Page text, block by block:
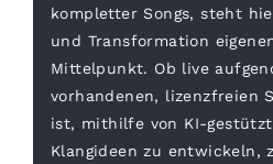
kompletter Songs, steht
und Transformation
Mittelpunkt. Ob live
vorhandenen, lizenzfreien
ist, mithilfe von KI-
Klangideen zu entwickeln,